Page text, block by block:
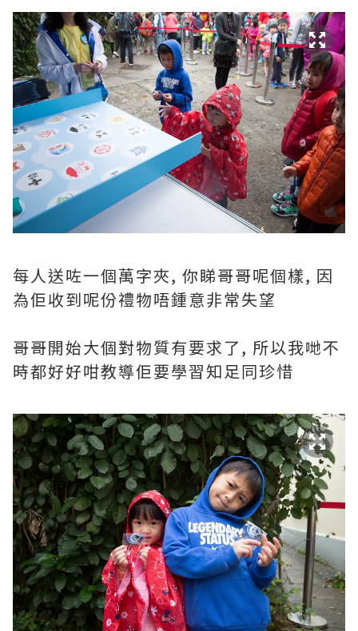
每人送咗一個萬字夾, 你睇哥哥呢個樣, 因
為佢收到呢份禮物唔鍾意非常失望
哥哥開始大個對物質有要求了, 所以我哋不
時都好好咁教導佢要學習知足同珍惜